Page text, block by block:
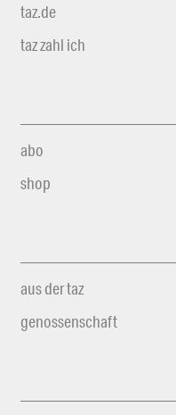
taz.de
taz zahl ich
abo
shop
aus der taz
genossenschaft